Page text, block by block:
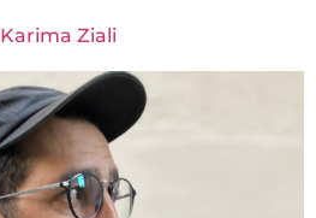
Karima Ziali